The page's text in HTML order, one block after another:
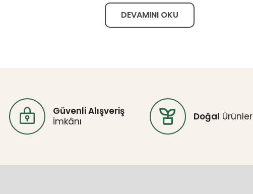
DEVAMINI OKU
Güvenli Alışveriş
İmkânı
Doğal Ürünler